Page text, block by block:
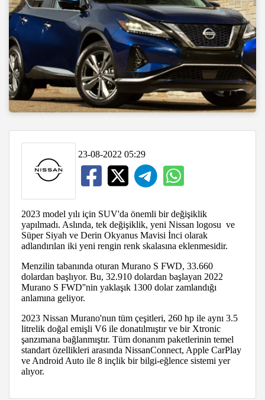
23-08-2022 05:29
2023 model yılı için SUV'da önemli bir değişiklik
yapılmadı. Aslında, tek değişiklik, yeni Nissan logosu ve
Süper Siyah ve Derin Okyanus Mavisi İnci olarak
adlandırılan iki yeni rengin renk skalasına eklenmesidir.
Menzilin tabanında oturan Murano S FWD, 33.660
dolardan başlıyor. Bu, 32.910 dolardan başlayan 2022
Murano S FWD''nin yaklaşık 1300 dolar zamlandığı
anlamına geliyor.
2023 Nissan Murano'nun tüm çeşitleri, 260 hp ile aynı 3.5
litrelik doğal emişli V6 ile donatılmıştır ve bir Xtronic
şanzımana bağlanmıştır. Tüm donanım paketlerinin temel
standart özellikleri arasında NissanConnect, Apple CarPlay
ve Android Auto ile 8 inçlik bir bilgi-eğlence sistemi yer
alıyor.